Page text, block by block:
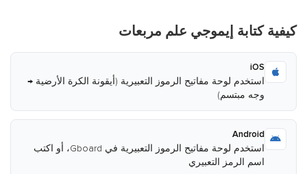
كيفية كتابة إيموجي علم مربعات
iOS
استخدم لوحة مفاتيح الرموز التعبيرية (أيقونة الكرة الأرضية →
وجه مبتسم)
Android
استخدم لوحة مفاتيح الرموز التعبيرية في Gboard، أو اكتب
اسم الرمز التعبيري